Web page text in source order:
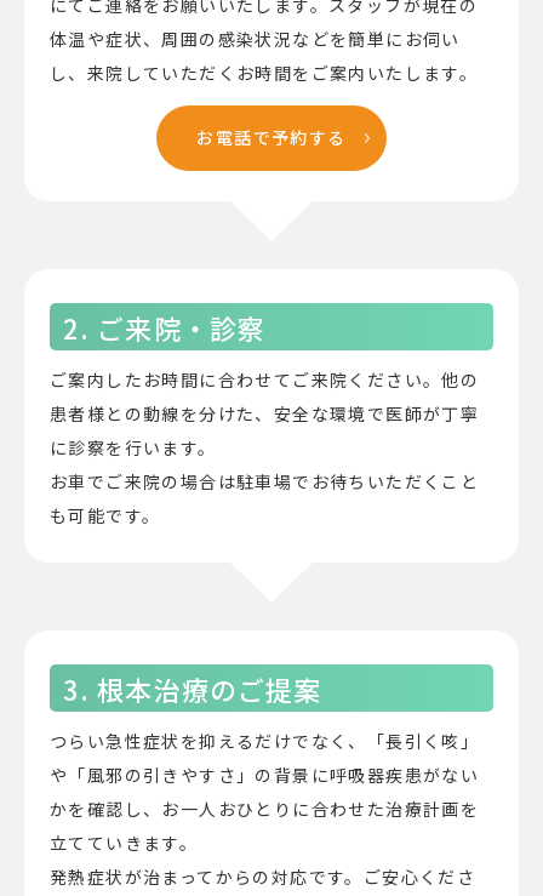
体温や症状、周囲の感染状況などを簡単にお伺い
し、来院していただくお時間をご案内いたします。
お電話で予約する
2. ご来院・診察
ご案内したお時間に合わせてご来院ください。他の
患者様との動線を分けた、安全な環境で医師が丁寧
に診察を行います。
お車でご来院の場合は駐車場でお待ちいただくこと
も可能です。
3. 根本治療のご提案
つらい急性症状を抑えるだけでなく、「長引く咳」
や「風邪の引きやすさ」の背景に呼吸器疾患がない
かを確認し、お一人おひとりに合わせた治療計画を
立てていきます。
発熱症状が治まってからの対応です。ご安心くださ